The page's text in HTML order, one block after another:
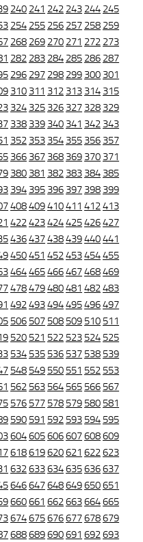
240 241 242 243 244 245
254 255 256 257 258 259
268 269 270 271 272 273
282 283 284 285 286 287
296 297 298 299 300 301
310 311 312 313 314 315
324 325 326 327 328 329
338 339 340 341 342 343
352 353 354 355 356 357
366 367 368 369 370 371
380 381 382 383 384 385
394 395 396 397 398 399
408409410411 412413
422423424425426427
436437438439440441
450451 452453454455
464465466467468469
478479480481 482483
492493494495496497
506 507 508 509 510 511
520 521 522 523 524 525
534 535 536 537 538 539
548 549 550 551 552 553
562 563 564 565 566 567
576 577 578 579 580 581
590 591 592 593 594 595
604605606607608609
618619620621 622623
632633634635636637
646647648649650651
660661 662663664665
674675676677678679
688689690691 692693